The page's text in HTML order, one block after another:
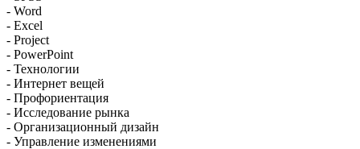
- Word
- Excel
- Project
- PowerPoint
- Технологии
- Интернет вещей
- Профориентация
- Исследование рынка
- Организационный дизайн
- Управление изменениями